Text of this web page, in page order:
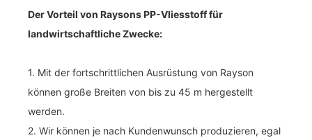
Der Vorteil von Raysons PP-Vliesstoff für
landwirtschaftliche Zwecke:
1. Mit der fortschrittlichen Ausrüstung von Rayson
können große Breiten von bis zu 45 m hergestellt
werden.
2. Wir können je nach Kundenwunsch produzieren, egal